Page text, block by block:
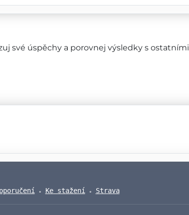
své úspěchy a porovnej výsledky s ostatními
Ke stažení Strava